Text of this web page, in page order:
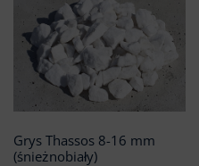
Grys Thassos 8-16 mm
(śnieżnobiały)